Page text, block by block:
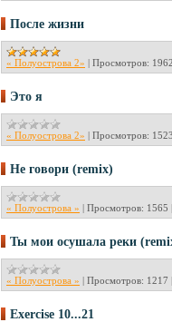
После жизни
« Полуострова 2» | Просмотров: 1962
Это я
« Полуострова 2» | Просмотров: 1523
Не говори (remix)
« Полуострова » | Просмотров: 1565 |
Ты мои осушала реки
« Полуострова » | Просмотров: 1217 |
Exercise 10...21